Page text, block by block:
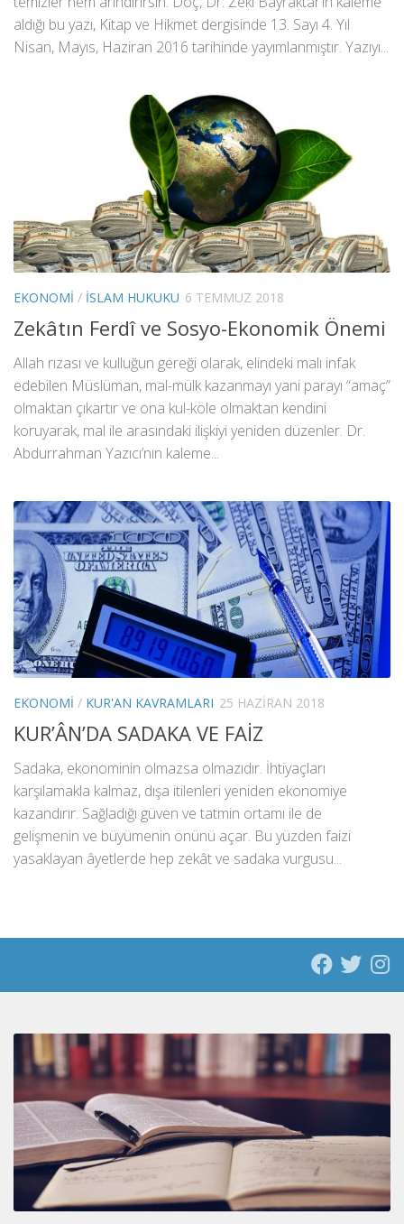
aldığı bu yazı, Kitap ve Hikmet dergisinde 13. Sayı 4. Yıl
Nisan, Mayıs, Haziran 2016 tarihinde yayımlanmıştır. Yazıyı...
EKONOMI / İSLAM HUKUKU 6 TEMMUZ 2018
Zekâtın Ferdî ve Sosyo-Ekonomik Önemi
Allah rızası ve kulluğun gereği olarak, elindeki malı infak
edebilen Müslüman, mal-mülk kazanmayı yani parayı “amaç”
olmaktan çıkartır ve ona kul-köle olmaktan kendini
koruyarak, mal ile arasındaki ilişkiyi yeniden düzenler. Dr.
Abdurrahman Yazıcı’nın kaleme...
EKONOMI / KUR'AN KAVRAMLARI 25 HAZIRAN 2018
KUR’ÂN’DA SADAKA VE FAİZ
Sadaka, ekonominin olmazsa olmazıdır. İhtiyaçları
karşılamakla kalmaz, dışa itilenleri yeniden ekonomiye
kazandırır. Sağladığı güven ve tatmin ortamı ile de
gelişmenin ve büyümenin önünü açar. Bu yüzden faizi
yasaklayan âyetlerde hep zekât ve sadaka vurgusu...